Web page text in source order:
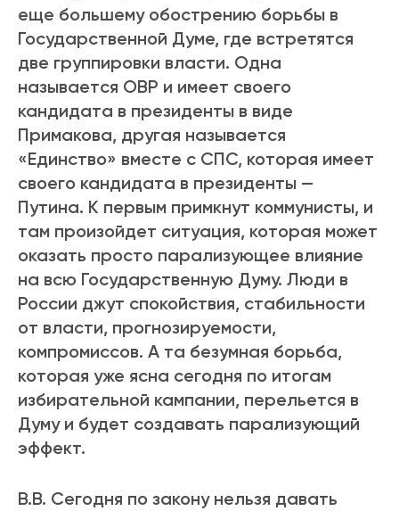
еще большему обострению борьбы в
Государственной Думе, где встретятся
две группировки власти. Одна
называется ОВР и имеет своего
кандидата в президенты в виде
Примакова, другая называется
«Единство» вместе с СПС, которая имеет
своего кандидата в президенты —
Путина. К первым примкнут коммунисты, и
там произойдет ситуация, которая может
оказать просто парализующее влияние
на всю Государственную Думу. Люди в
России джут спокойствия, стабильности
от власти, прогнозируемости,
компромиссов. А та безумная борьба,
которая уже ясна сегодня по итогам
избирательной кампании, перельется в
Думу и будет создавать парализующий
эффект.
В.В. Сегодня по закону нельзя давать